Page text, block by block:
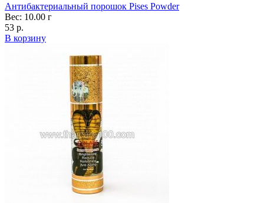
Антибактериальный порошок Pises Powder
Вес: 10.00 г
53 р.
В корзину